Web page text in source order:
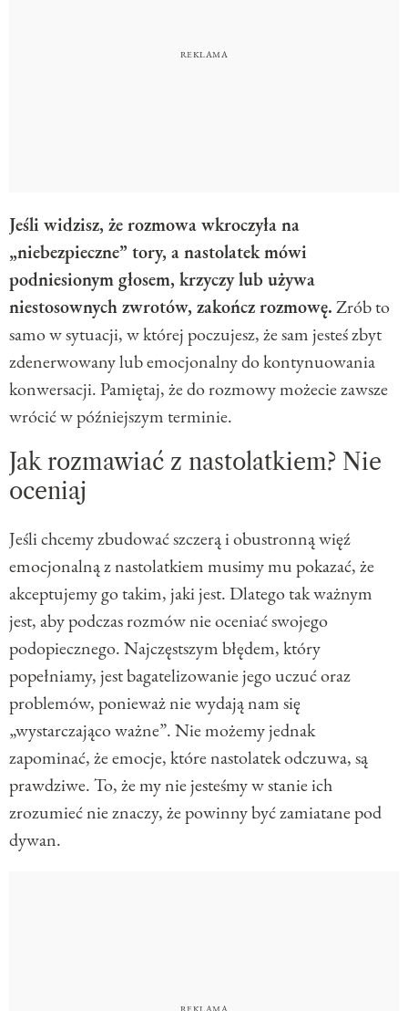
Jeśli widzisz, że rozmowa wkroczyła na
„niebezpieczne” tory, a nastolatek mówi
podniesionym głosem, krzyczy lub używa
niestosownych zwrotów, zakończ rozmowę.Zrób to
samo w sytuacji, w której poczujesz, że sam jesteś zbyt
zdenerwowany lub emocjonalny do kontynuowania
konwersacji. Pamiętaj, że do rozmowy możecie zawsze
wrócić w późniejszym terminie.
Jak rozmawiać z nastolatkiem? Nie
oceniaj
Jeśli chcemy zbudować szczerą i obustronną więź
emocjonalną z nastolatkiem musimy mu pokazać, że
akceptujemy go takim, jaki jest. Dlatego tak ważnym
jest, aby podczas rozmów nie oceniać swojego
podopiecznego. Najczęstszym błędem, który
popełniamy, jest bagatelizowanie jego uczuć oraz
problemów, ponieważ nie wydają nam się
„wystarczająco ważne”. Nie możemy jednak
zapominać, że emocje, które nastolatek odczuwa, są
prawdziwe. To, że my nie jesteśmy w stanie ich
zrozumieć nie znaczy, że powinny być zamiatane pod
dywan.